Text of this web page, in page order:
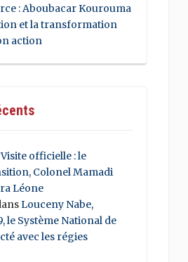
: Aboubacar Kourouma
et la transformation
action
Visite officielle : le
Colonel Mamadi
Léone
Louceny Nabe,
le Système National de
avec les régies